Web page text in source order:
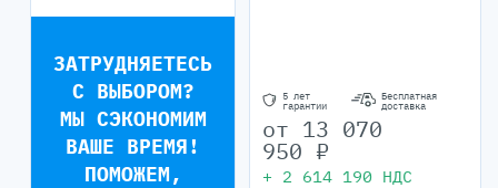
ЗАТРУДНЯЕТЕСЬ
С ВЫБОРОМ?
МЫ СЭКОНОМИМ
ВАШЕ ВРЕМЯ!
ПОМОЖЕМ,
5 лет
гарантии
Бесплатная
доставка
от 13 070
950 ₽
+ 2 614 190 НДС